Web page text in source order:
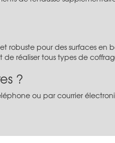
robuste pour des surfaces
réaliser tous types de
?
ou par courrier